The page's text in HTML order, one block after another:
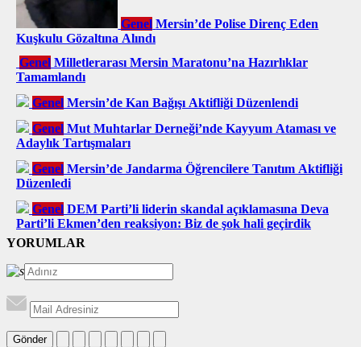
Genel Mersin’de Polise Direnç Eden
Kuşkulu Gözaltına Alındı
Genel Milletlerarası Mersin Maratonu’na Hazırlıklar
Tamamlandı
Genel Mersin’de Kan Bağışı Aktifliği Düzenlendi
Genel Mut Muhtarlar Derneği’nde Kayyum Ataması ve
Adaylık Tartışmaları
Genel Mersin’de Jandarma Öğrencilere Tanıtım Aktifliği
Düzenledi
Genel DEM Parti’li liderin skandal açıklamasına Deva
Parti’li Ekmen’den reaksiyon: Biz de şok hali geçirdik
YORUMLAR
Gönder